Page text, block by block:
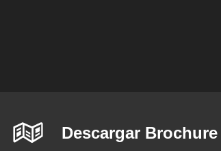
Descargar Brochure